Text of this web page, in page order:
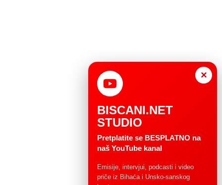
×
BISCANI.NET
STUDIO
Pretplatite se BESPLATNO na
naš YouTube kanal
Emisije, intervjui, podcasti i video
priče iz Bihaća i Unsko-sanskog